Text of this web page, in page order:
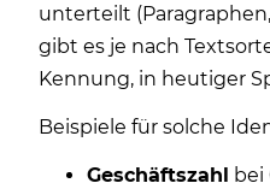
unterteilt
gibt es je nach
Kennung, in heutiger
Beispiele für solche
Geschäftszahl bei